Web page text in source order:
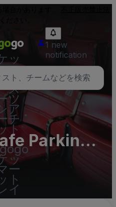
ッ
コ
ー
ス
ツ
ア
チ
ト
ッ
ー
ト
イ
1 new
notification
Parking